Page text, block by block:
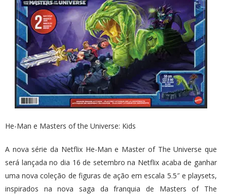
He-Man e Masters of the Universe: Kids
A nova série da Netflix He-Man e Master of The Universe que
será lançada no dia 16 de setembro na Netflix acaba de ganhar
uma nova coleção de figuras de ação em escala 5.5″ e playsets,
inspirados na nova saga da franquia de Masters of The